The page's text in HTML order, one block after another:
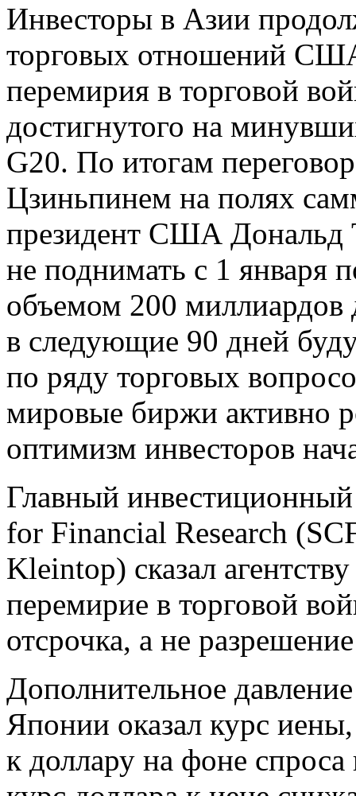
Инвесторы в Азии
торговых отношений
перемирия в торговой
достигнутого на
G20. По итогам
Цзиньпинем на полях
президент США Дональд
не поднимать с 1 января
объемом 200 миллиардов
в следующие 90 дней
по ряду торговых
мировые биржи активно
оптимизм инвесторов
Главный инвестиционный
for Financial Research
Kleintop) сказал
перемирие в торговой
отсрочка, а не
Дополнительное
Японии оказал курс
к доллару на фоне